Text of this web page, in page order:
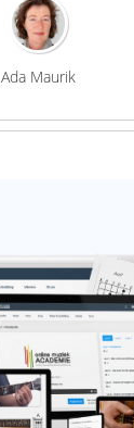
Ada Maurik